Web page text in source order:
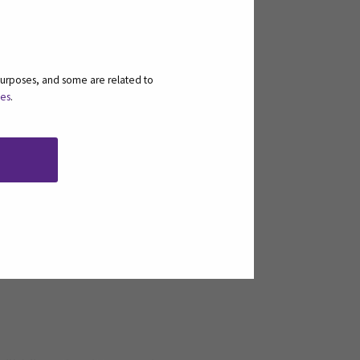
and some are related to
.